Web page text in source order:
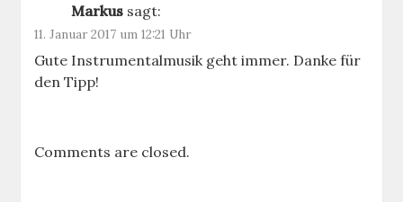
Markus sagt:
11. Januar 2017 um 12:21 Uhr
Gute Instrumentalmusik geht immer. Danke für
den Tipp!
Comments are closed.